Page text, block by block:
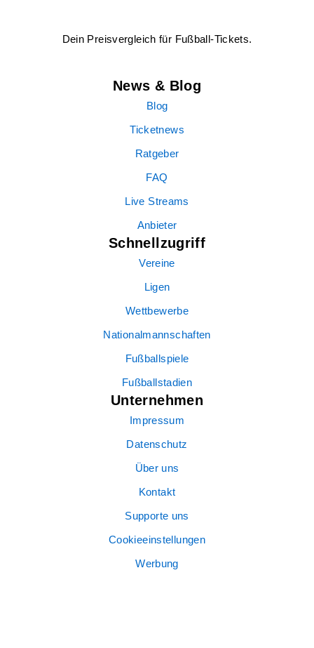
Dein Preisvergleich für Fußball-Tickets.
News & Blog
Blog
Ticketnews
Ratgeber
FAQ
Live Streams
Anbieter
Schnellzugriff
Vereine
Ligen
Wettbewerbe
Nationalmannschaften
Fußballspiele
Fußballstadien
Unternehmen
Impressum
Datenschutz
Über uns
Kontakt
Supporte uns
Cookieeinstellungen
Werbung